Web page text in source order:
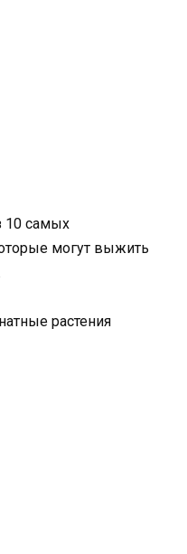
10 самых
могут выжить
растения